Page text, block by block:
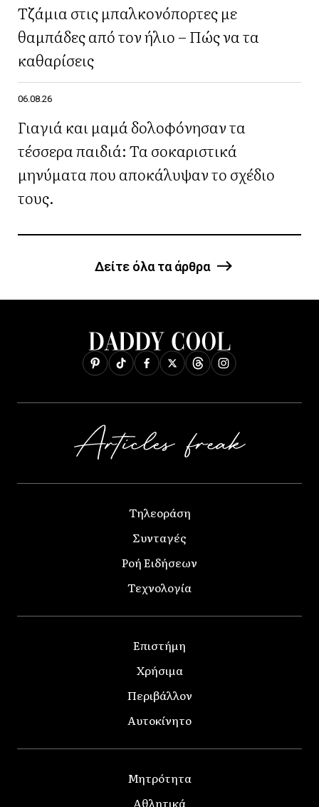
Τζάμια στις μπαλκονόπορτες με
θαμπάδες από τον ήλιο – Πώς να τα
καθαρίσεις
06.08.26
Γιαγιά και μαμά δολοφόνησαν τα
τέσσερα παιδιά: Τα σοκαριστικά
μηνύματα που αποκάλυψαν το σχέδιο
τους.
Δείτε όλα τα άρθρα
Τηλεοράση
Συνταγές
Ροή Ειδήσεων
Τεχνολογία
Επιστήμη
Χρήσιμα
Περιβάλλον
Αυτοκίνητο
Μητρότητα
Αθλητικά